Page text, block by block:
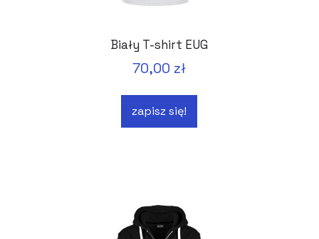
Biały T-shirt EUG
70,00 zł
zapisz się!